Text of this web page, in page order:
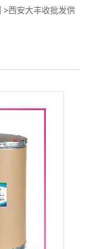
>西安大丰收批发供